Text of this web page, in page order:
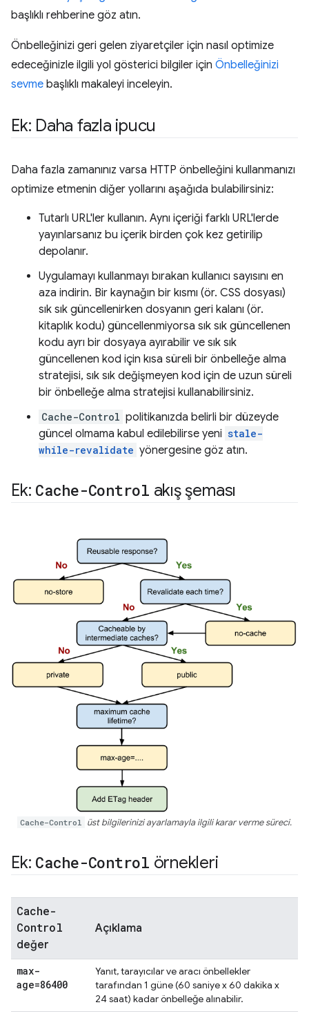
başlıklı rehberine göz atın.
Önbelleğinizi geri gelen ziyaretçiler için nasıl optimize
edeceğinizle ilgili yol gösterici bilgiler için Önbelleğinizi
sevme başlıklı makaleyi inceleyin.
Ek: Daha fazla ipucu
Daha fazla zamanınız varsa HTTP önbelleğini kullanmanızı
optimize etmenin diğer yollarını aşağıda bulabilirsiniz:
Tutarlı URL'ler kullanın. Aynı içeriği farklı URL'lerde
yayınlarsanız bu içerik birden çok kez getirilip
depolanır.
Uygulamayı kullanmayı bırakan kullanıcı sayısını en
aza indirin. Bir kaynağın bir kısmı (ör. CSS dosyası)
sık sık güncellenirken dosyanın geri kalanı (ör.
kitaplık kodu) güncellenmiyorsa sık sık güncellenen
kodu ayrı bir dosyaya ayırabilir ve sık sık
güncellenen kod için kısa süreli bir önbelleğe alma
stratejisi, sık sık değişmeyen kod için de uzun süreli
bir önbelleğe alma stratejisi kullanabilirsiniz.
Cache-Control politikanızda belirli bir düzeyde
güncel olmama kabul edilebilirse yeni stale-
while-revalidate yönergesine göz atın.
Ek: Cache-Control akış şeması
Cache-Control üst bilgilerinizi ayarlamayla ilgili karar verme süreci.
Ek: Cache-Control örnekleri
Cache-
Control
değer
Açıklama
max-
age=86400
Yanıt, tarayıcılar ve aracı önbellekler
tarafından 1 güne (60 saniye x 60 dakika x
24 saat) kadar önbelleğe alınabilir.